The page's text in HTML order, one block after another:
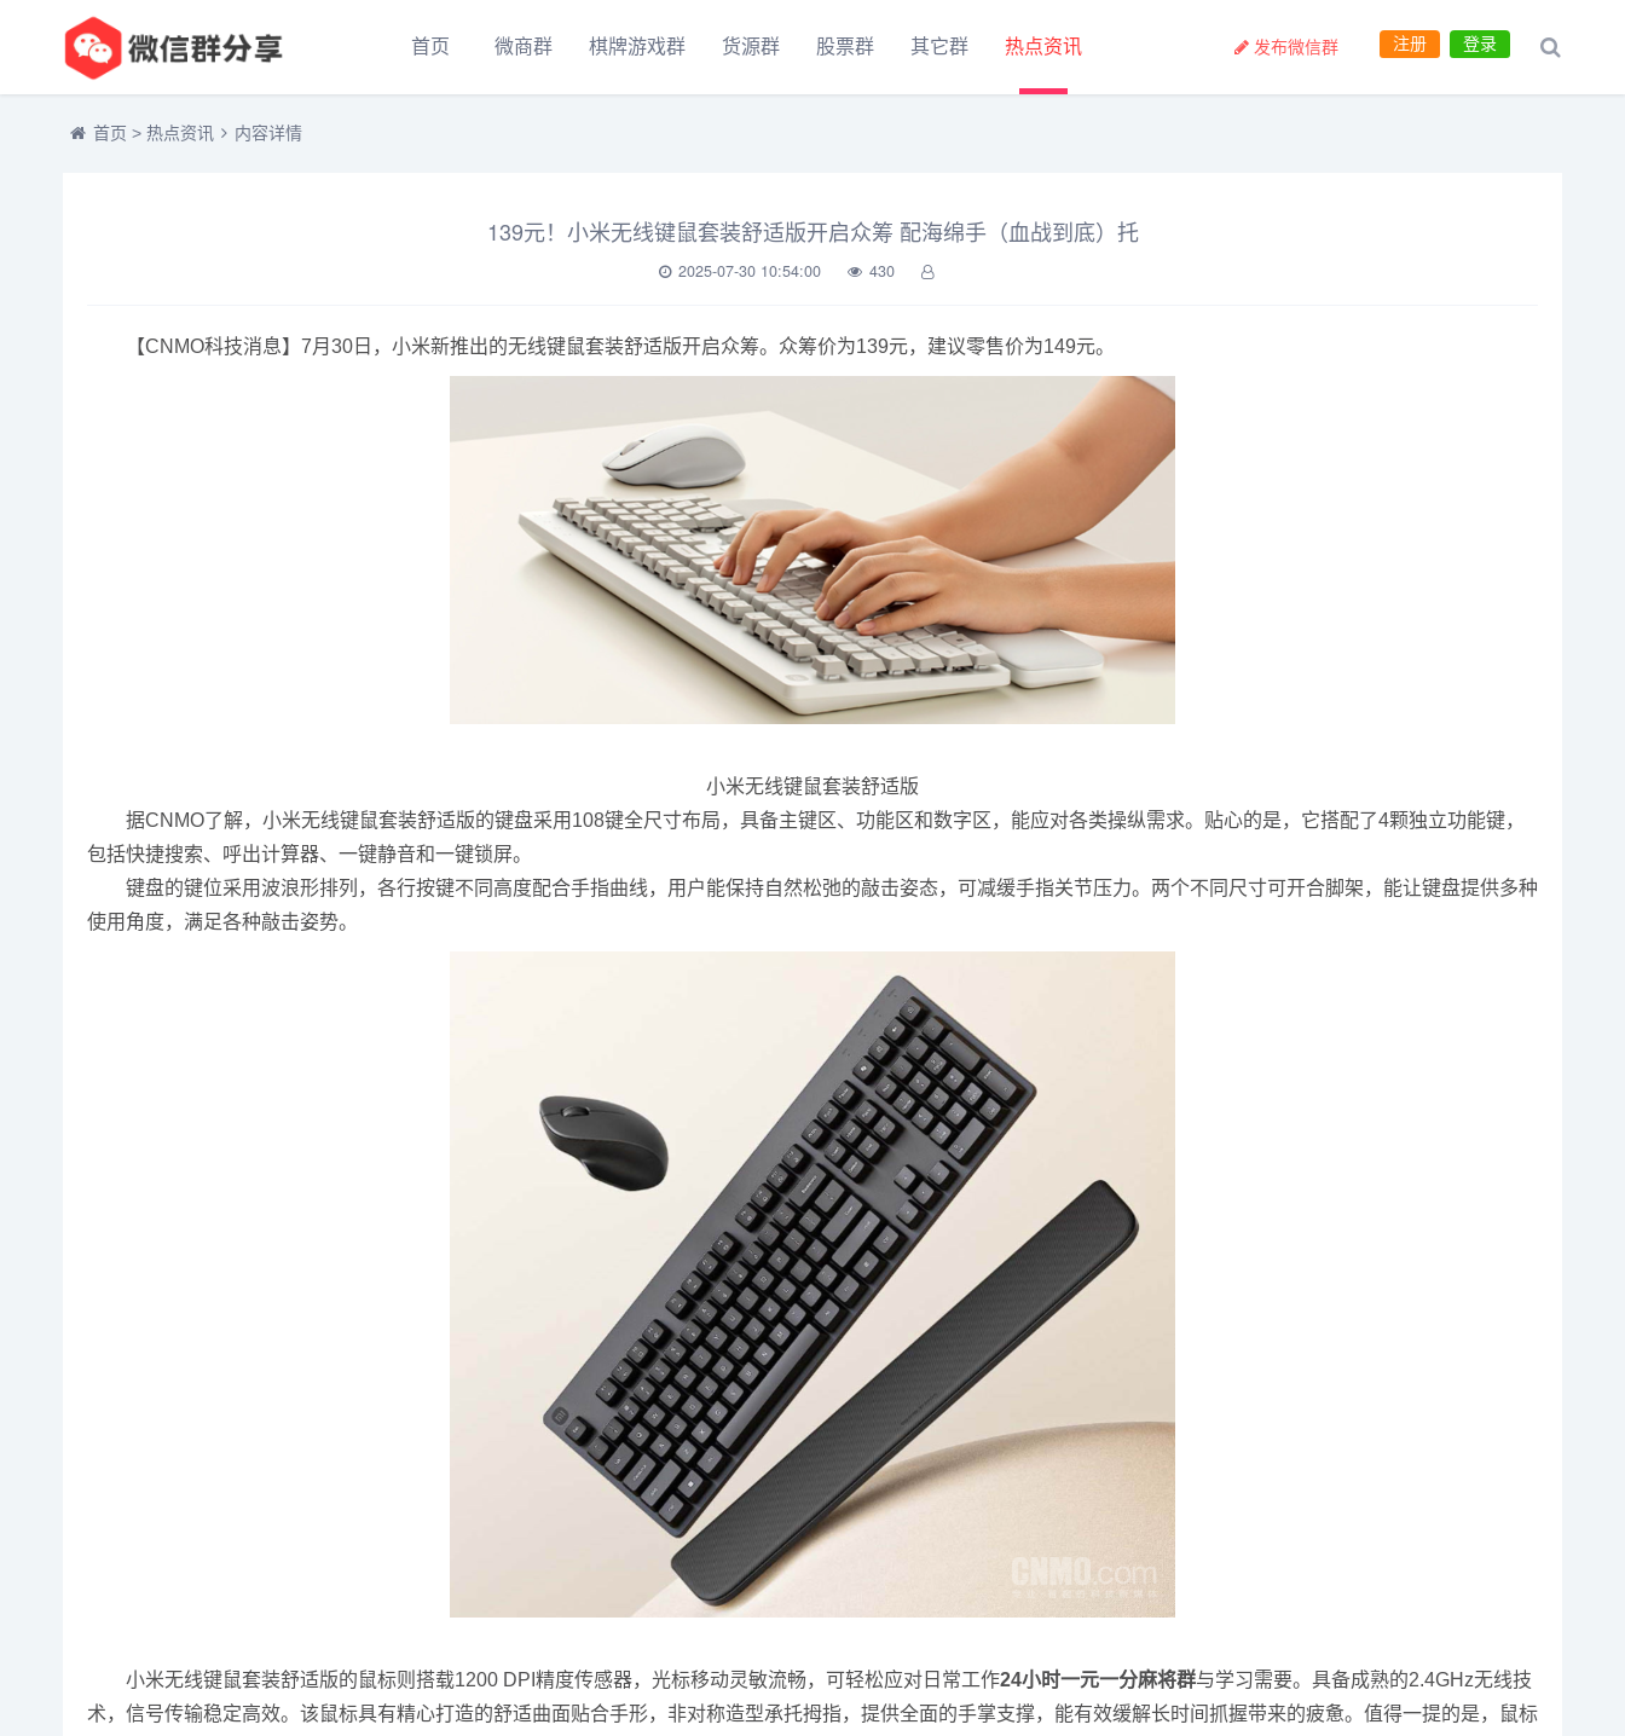
首页 微商群 棋牌游戏群 货源群 股票群 其它群 热点资讯 登录
注册
发布微信群
首页 > 热点资讯 内容详情
139元！小米无线键鼠套装舒适版开启众筹 配海绵手（血战到底）托
2025-07-30 10:54:00 430
【CNMO科技消息】7月30日，小米新推出的无线键鼠套装舒适版开启众筹。众筹价为139元，建议零售价为149元。
小米无线键鼠套装舒适版
据CNMO了解，小米无线键鼠套装舒适版的键盘采用108键全尺寸布局，具备主键区、功能区和数字区，能应对各类操纵需求。贴心的是，它搭配了4颗独立功能键，
包括快捷搜索、呼出计算器、一键静音和一键锁屏。
键盘的键位采用波浪形排列，各行按键不同高度配合手指曲线，用户能保持自然松弛的敲击姿态，可减缓手指关节压力。两个不同尺寸可开合脚架，能让键盘提供多种
使用角度，满足各种敲击姿势。
小米无线键鼠套装舒适版的鼠标则搭载1200 DPI精度传感器，光标移动灵敏流畅，可轻松应对日常工作24小时一元一分麻将群与学习需要。具备成熟的2.4GHz无线技
术，信号传输稳定高效。该鼠标具有精心打造的舒适曲面贴合手形，非对称造型承托拇指，提供全面的手掌支撑，能有效缓解长时间抓握带来的疲惫。值得一提的是，鼠标